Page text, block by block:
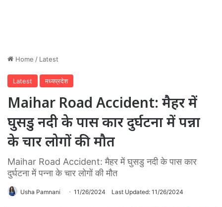
Home / Latest
Latest मध्यप्रदेश
Maihar Road Accident: मैहर में
घुसडु नदी के पास कार दुर्घटना में पन्ना
के चार लोगों की मौत
Maihar Road Accident: मैहर में घुसडु नदी के पास कार
दुर्घटना में पन्ना के चार लोगों की मौत
Usha Pamnani 11/26/2024 Last Updated: 11/26/2024